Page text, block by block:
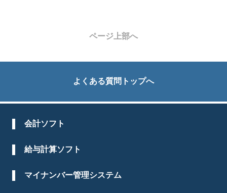
ページ上部へ
よくある質問トップへ
会計ソフト
給与計算ソフト
マイナンバー管理システム